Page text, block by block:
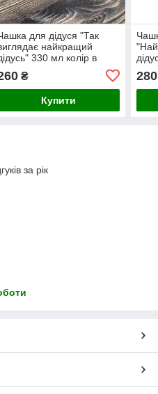
для дідуся "Так
найкращий
330 мл колір в
₴
Купити
280
за рік